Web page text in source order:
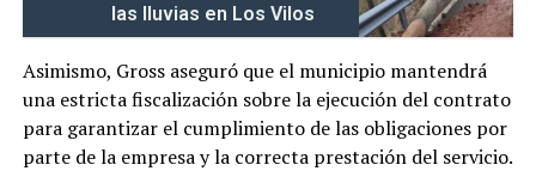
las lluvias en Los Vilos
Asimismo, Gross aseguró que el municipio mantendrá
una estricta fiscalización sobre la ejecución del contrato
para garantizar el cumplimiento de las obligaciones por
parte de la empresa y la correcta prestación del servicio.